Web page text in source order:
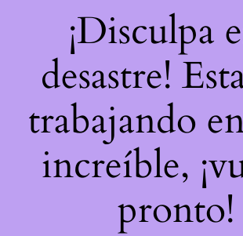
¡Disculpa
desastre!
trabajando
increíble,
pronto!